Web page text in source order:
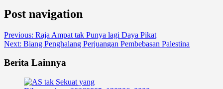
Post navigation
Previous: Raja Ampat tak Punya lagi Daya Pikat
Next: Biang Penghalang Perjuangan Pembebasan Palestina
Berita Lainnya